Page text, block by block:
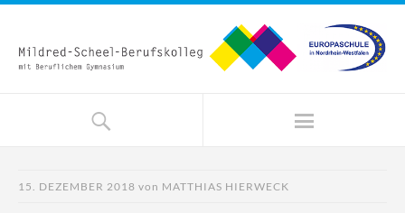
15. DEZEMBER 2018 von MATTHIAS HIERWECK